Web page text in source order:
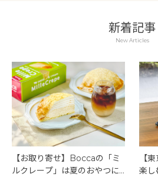
新着記事
New Articles
【お取り寄せ】Boccaの「ミ
ルクレープ」は夏のおやつに
【
楽